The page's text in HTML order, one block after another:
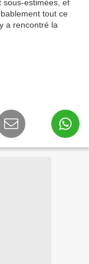
sous-estimées, et
tout ce
a rencontré la